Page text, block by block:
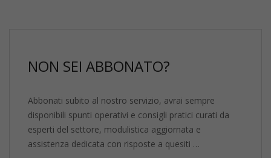
NON SEI ABBONATO?
Abbonati subito al nostro servizio, avrai sempre
disponibili spunti operativi e consigli pratici curati da
esperti del settore, modulistica aggiornata e
assistenza dedicata con risposte a quesiti …